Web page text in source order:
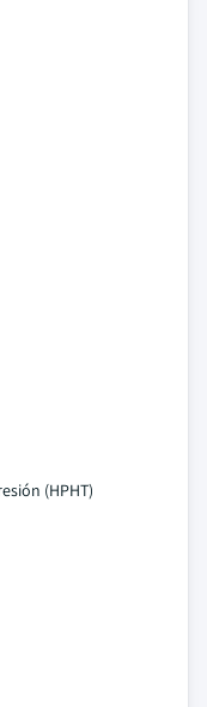
(HPHT)